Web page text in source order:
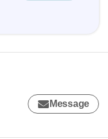
Message